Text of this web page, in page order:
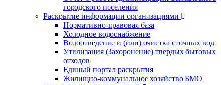
городского поселения
Раскрытие информации организациями
Нормативно-правовая база
Холодное водоснабжение
Водоотведение и (или) очистка сточных вод
Утилизация (Захоронение) твердых бытовых
отходов
Единый портал раскрытия
Жилищно-коммунальное хозяйство БМО